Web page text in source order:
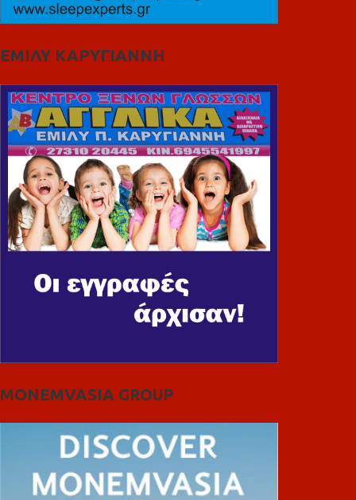
ΕΜΙΛΥ ΚΑΡΥΓΙΑΝΝΗ
MONEMVASIA GROUP